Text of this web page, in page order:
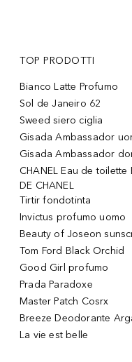
TOP PRODOTTI
Bianco Latte Profumo
Sol de Janeiro 62
Sweed siero ciglia
Gisada Ambassador
Gisada Ambassador
CHANEL Eau de toilette
DE CHANEL
Tirtir fondotinta
Invictus profumo uomo
Beauty of Joseon
Tom Ford Black Orchid
Good Girl profumo
Prada Paradoxe
Master Patch Cosrx
Breeze Deodorante
La vie est belle